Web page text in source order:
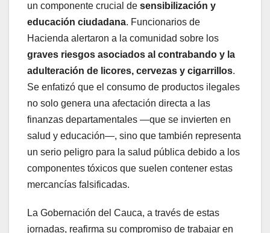
un componente crucial de sensibilización y
educación ciudadana. Funcionarios de
Hacienda alertaron a la comunidad sobre los
graves riesgos asociados al contrabando y la
adulteración de licores, cervezas y cigarrillos.
Se enfatizó que el consumo de productos ilegales
no solo genera una afectación directa a las
finanzas departamentales —que se invierten en
salud y educación—, sino que también representa
un serio peligro para la salud pública debido a los
componentes tóxicos que suelen contener estas
mercancías falsificadas.
La Gobernación del Cauca, a través de estas
jornadas, reafirma su compromiso de trabajar en